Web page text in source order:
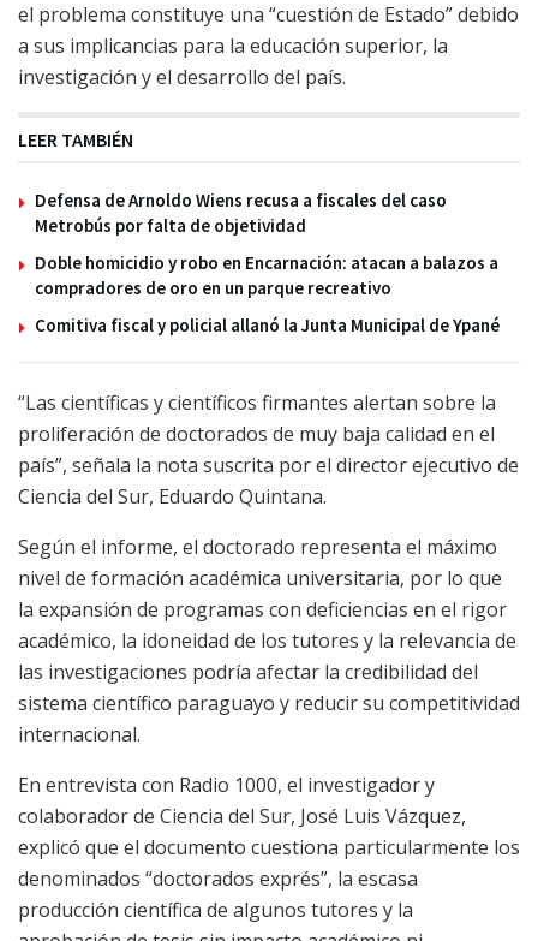
el problema constituye una “cuestión de Estado” debido
a sus implicancias para la educación superior, la
investigación y el desarrollo del país.
LEER TAMBIÉN
Defensa de Arnoldo Wiens recusa a fiscales del caso
Metrobús por falta de objetividad
Doble homicidio y robo en Encarnación: atacan a balazos a
compradores de oro en un parque recreativo
Comitiva fiscal y policial allanó la Junta Municipal de Ypané
“Las científicas y científicos firmantes alertan sobre la
proliferación de doctorados de muy baja calidad en el
país”, señala la nota suscrita por el director ejecutivo de
Ciencia del Sur, Eduardo Quintana.
Según el informe, el doctorado representa el máximo
nivel de formación académica universitaria, por lo que
la expansión de programas con deficiencias en el rigor
académico, la idoneidad de los tutores y la relevancia de
las investigaciones podría afectar la credibilidad del
sistema científico paraguayo y reducir su competitividad
internacional.
En entrevista con Radio 1000, el investigador y
colaborador de Ciencia del Sur, José Luis Vázquez,
explicó que el documento cuestiona particularmente los
denominados “doctorados exprés”, la escasa
producción científica de algunos tutores y la